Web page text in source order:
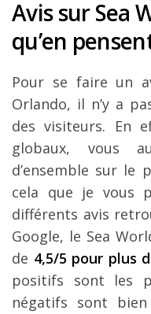
Avis sur Sea
qu’en
Pour se faire un
Orlando, il n’y a
des visiteurs. En
globaux, vous
d’ensemble sur le
cela que je vous
différents avis
Google, le Sea
de 4,5/5 pour plus
positifs sont les
négatifs sont